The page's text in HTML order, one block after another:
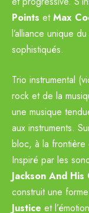
Points etMax
l’alliance unique
sophistiqués.
Trio instrumental
rock et de la
une musique
aux instruments.
bloc, à la frontière
Inspiré par les
Jackson And
construit une
Justice et